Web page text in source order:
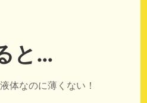
と…
体なのに薄くない！